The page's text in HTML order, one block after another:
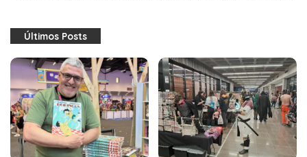
Últimos Posts